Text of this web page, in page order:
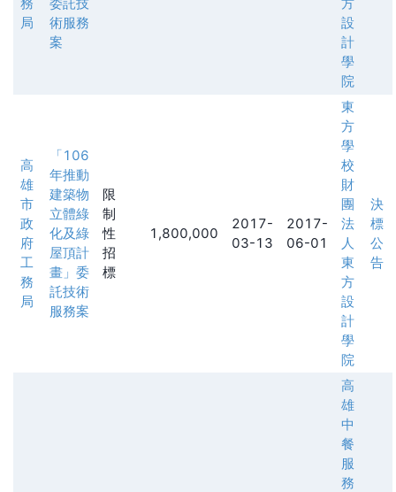
局
術服務
案
設
計
學
院
高
雄
市
政
府
工
務
局
「106
年推動
建築物
立體綠
化及綠
屋頂計
畫」委
託技術
服務案
限
制
性
招
標
1,800,000
2017-
03-13
2017-
06-01
東
方
學
校
財
團
法
人
東
方
設
計
學
院
決
標
公
告
高
雄
中
餐
服
務